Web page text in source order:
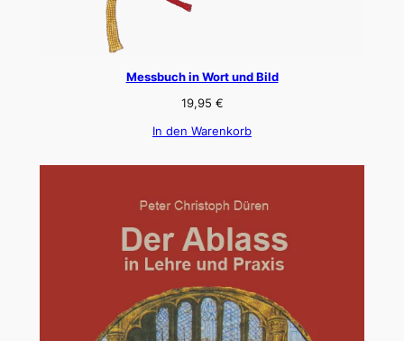
Messbuch in Wort und Bild
19,95 €
In den Warenkorb